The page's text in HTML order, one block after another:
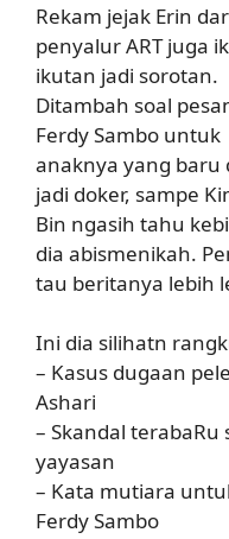
Rekam jejak Erin
penyalur ART juga
ikutan jadi sorotan.
Ditambah soal
Ferdy Sambo untuk
anaknya yang baru
jadi doker, sampe
Bin ngasih tahu
dia abismenikah.
tau beritanya lebih
Ini dia silihatn
– Kasus dugaan
Ashari
– Skandal terabaRu
yayasan
– Kata mutiara
Ferdy Sambo